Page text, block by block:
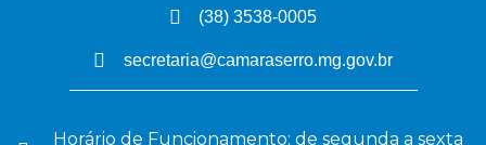
(38) 3538-0005
secretaria@camaraserro.mg.gov.br
Horário de Funcionamento: de segunda a sexta